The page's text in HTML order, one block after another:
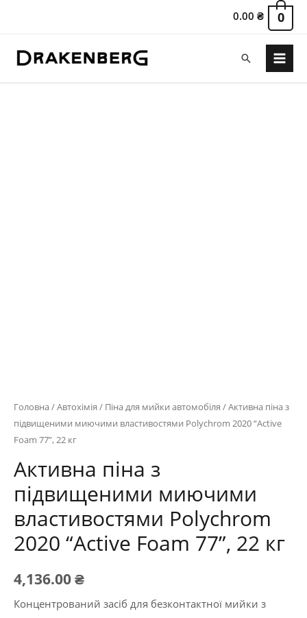
0.00₴ 0
Пошук
Main
Головна/Автохімія / Піна для мийки автомобіля / Активна піна з
підвищеними миючими властивостями Polychrom 2020 “Active
Foam 77”, 22 кг
Активна піна з
підвищеними миючими
властивостями Polychrom
2020 “Active Foam 77”, 22 кг
4,136.00₴
Концентрований засіб для безконтактної мийки з